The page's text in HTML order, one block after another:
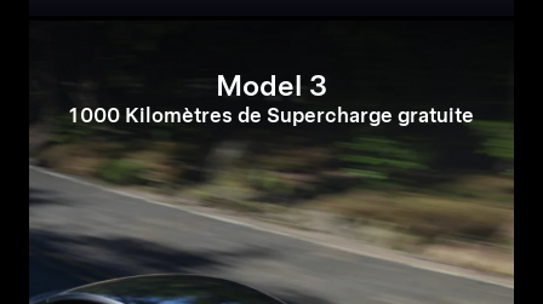
Model 3
1 000 Kilomètres de Supercharge gratuite